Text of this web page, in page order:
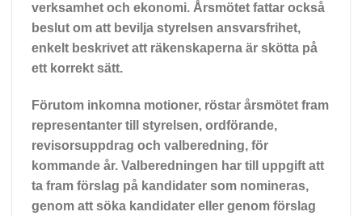
verksamhet och ekonomi. Årsmötet fattar också
beslut om att bevilja styrelsen ansvarsfrihet,
enkelt beskrivet att räkenskaperna är skötta på
ett korrekt sätt.
Förutom inkomna motioner, röstar årsmötet fram
representanter till styrelsen, ordförande,
revisorsuppdrag och valberedning, för
kommande år. Valberedningen har till uppgift att
ta fram förslag på kandidater som nomineras,
genom att söka kandidater eller genom förslag